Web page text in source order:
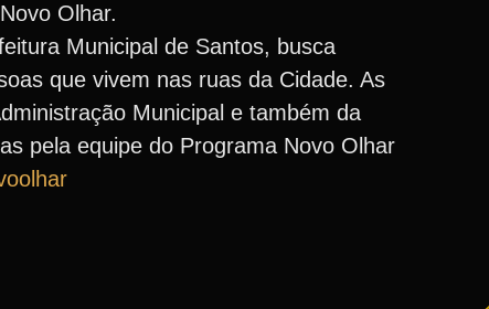
Olhar.
Municipal de Santos, busca
que vivem nas ruas da Cidade. As
Municipal e também da
pela equipe do Programa Novo Olhar